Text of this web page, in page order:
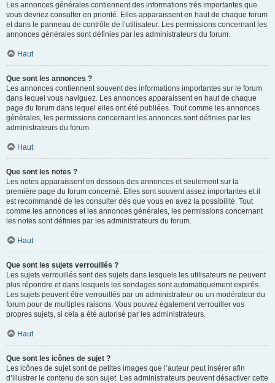
Les annonces générales contiennent des informations très importantes que
vous devriez consulter en priorité. Elles apparaissent en haut de chaque forum
et dans le panneau de contrôle de l’utilisateur. Les permissions concernant les
annonces générales sont définies par les administrateurs du forum.
Haut
Que sont les annonces ?
Les annonces contiennent souvent des informations importantes sur le forum
dans lequel vous naviguez. Les annonces apparaissent en haut de chaque
page du forum dans lequel elles ont été publiées. Tout comme les annonces
générales, les permissions concernant les annonces sont définies par les
administrateurs du forum.
Haut
Que sont les notes ?
Les notes apparaissent en dessous des annonces et seulement sur la
première page du forum concerné. Elles sont souvent assez importantes et il
est recommandé de les consulter dès que vous en avez la possibilité. Tout
comme les annonces et les annonces générales, les permissions concernant
les notes sont définies par les administrateurs du forum.
Haut
Que sont les sujets verrouillés ?
Les sujets verrouillés sont des sujets dans lesquels les utilisateurs ne peuvent
plus répondre et dans lesquels les sondages sont automatiquement expirés.
Les sujets peuvent être verrouillés par un administrateur ou un modérateur du
forum pour de multiples raisons. Vous pouvez également verrouiller vos
propres sujets, si cela a été autorisé par les administrateurs.
Haut
Que sont les icônes de sujet ?
Les icônes de sujet sont de petites images que l’auteur peut insérer afin
d’illustrer le contenu de son sujet. Les administrateurs peuvent désactiver cette